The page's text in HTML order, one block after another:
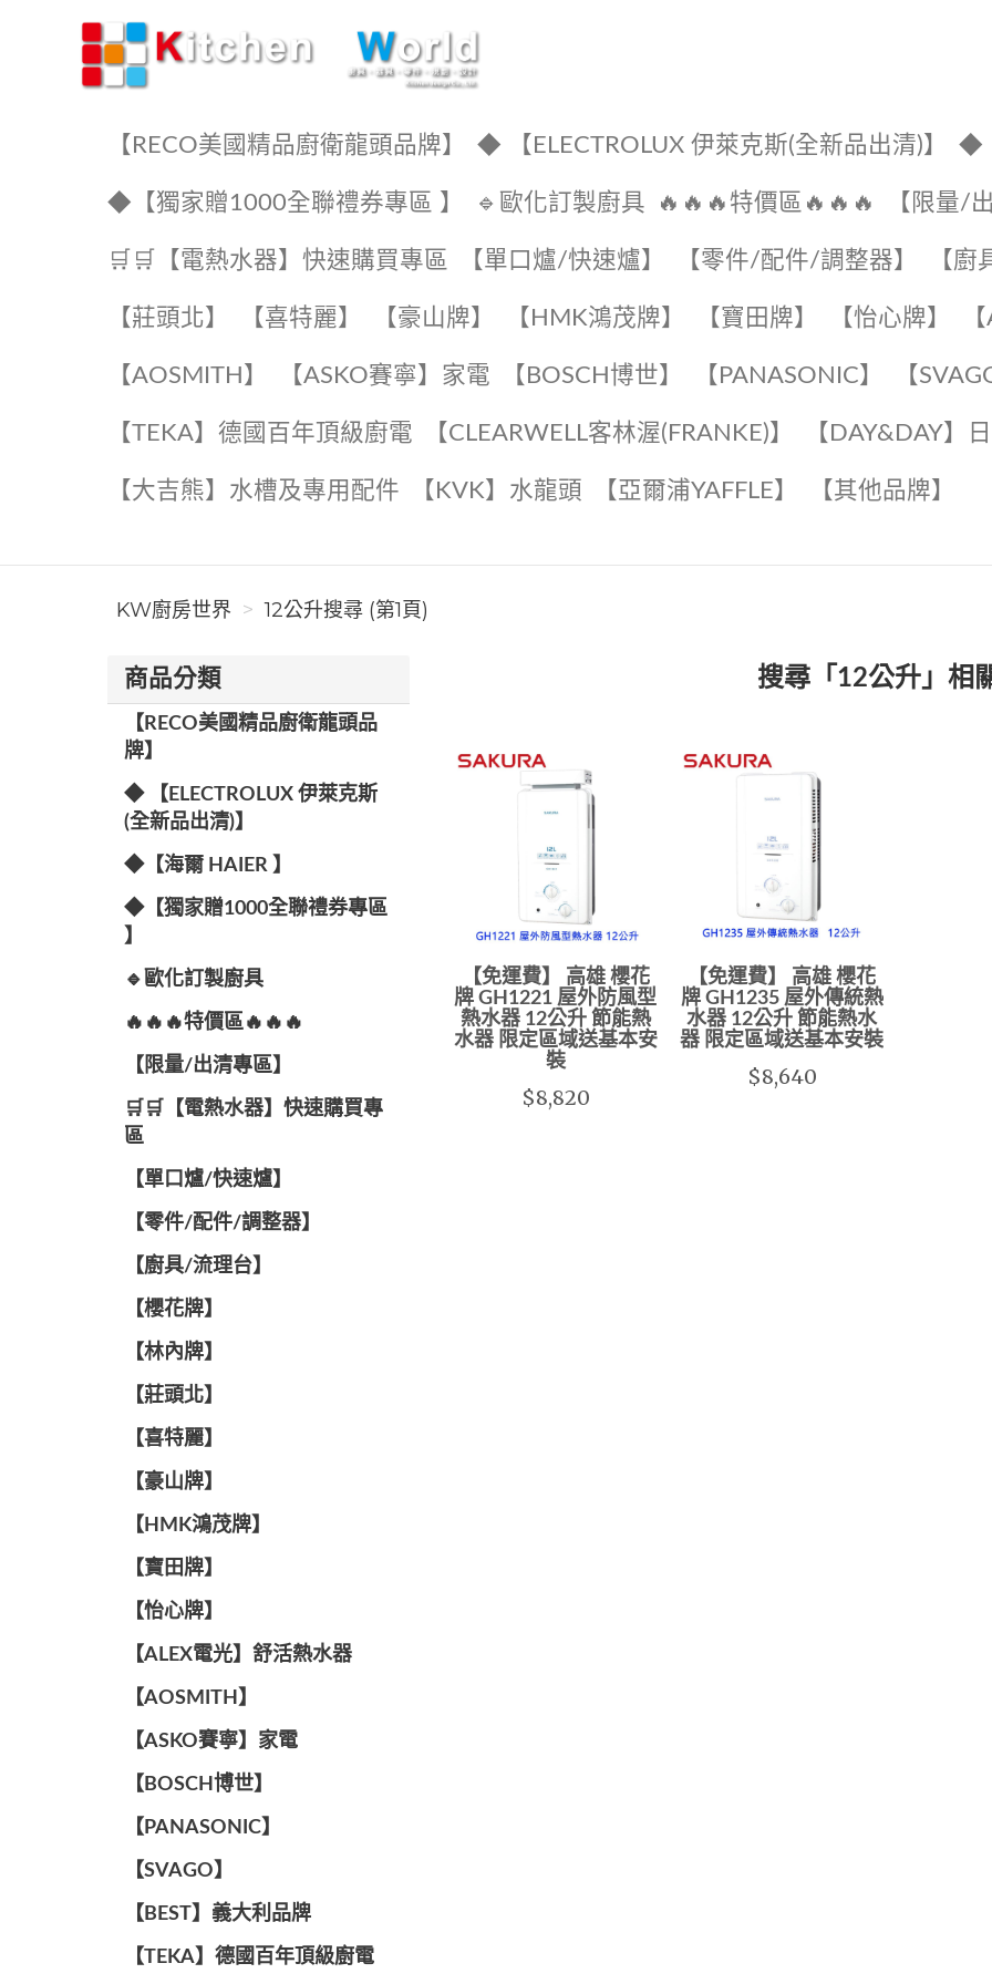
【RECO美國精品廚衛龍頭品牌】 ◆ 【ELECTROLUX 伊萊克斯(全新品出清)】 ◆
◆【獨家贈1000全聯禮券專區 】 🔹歐化訂製廚具 🔥🔥🔥特價區🔥🔥🔥 【限量/
🛒🛒【電熱水器】快速購買專區 【單口爐/快速爐】 【零件/配件/調整器】 【廚
【莊頭北】 【喜特麗】 【豪山牌】 【HMK鴻茂牌】 【寶田牌】 ️【怡心牌】️
【AOSMITH】 【ASKO賽寧】家電 【BOSCH博世】 ️【PANASONIC】️ 【
️【TEKA】️德國百年頂級廚電 ️【CLEARWELL客林渥(FRANKE)】️ 【DAY&DAY】️
【大吉熊】水槽及專用配件 ️【KVK】水龍頭️ 【亞爾浦YAFFLE】 ️【其他品牌】️
KW廚房世界 12公升搜尋 (第1頁)
商品分類
【RECO美國精品廚衛龍頭品
牌】
◆ 【ELECTROLUX 伊萊克斯
(全新品出清)】
◆【海爾 HAIER 】
◆【獨家贈1000全聯禮券專區
】
🔹歐化訂製廚具
🔥🔥🔥特價區🔥🔥🔥
【限量/出清專區】
🛒🛒【電熱水器】快速購買專
區
【單口爐/快速爐】
【零件/配件/調整器】
【廚具/流理台】
【櫻花牌】
【林內牌】
【莊頭北】
【喜特麗】
【豪山牌】
【HMK鴻茂牌】
【寶田牌】
️【怡心牌】️
️️【ALEX電光】舒活熱水器️️
【AOSMITH】
【ASKO賽寧】家電
【BOSCH博世】
️【PANASONIC】️
️【SVAGO】️
️【BEST】️義大利品牌
️【TEKA】️德國百年頂級廚電
搜尋「12公升」相
【免運費】 高雄 櫻花
牌 GH1221 屋外防風型
熱水器 12公升 節能熱
水器 限定區域送基本安
裝
$8,820
【免運費】 高雄 櫻花
牌 GH1235 屋外傳統熱
水器 12公升 節能熱水
器 限定區域送基本安裝
$8,640